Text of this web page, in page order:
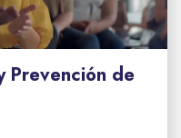
Prevención de